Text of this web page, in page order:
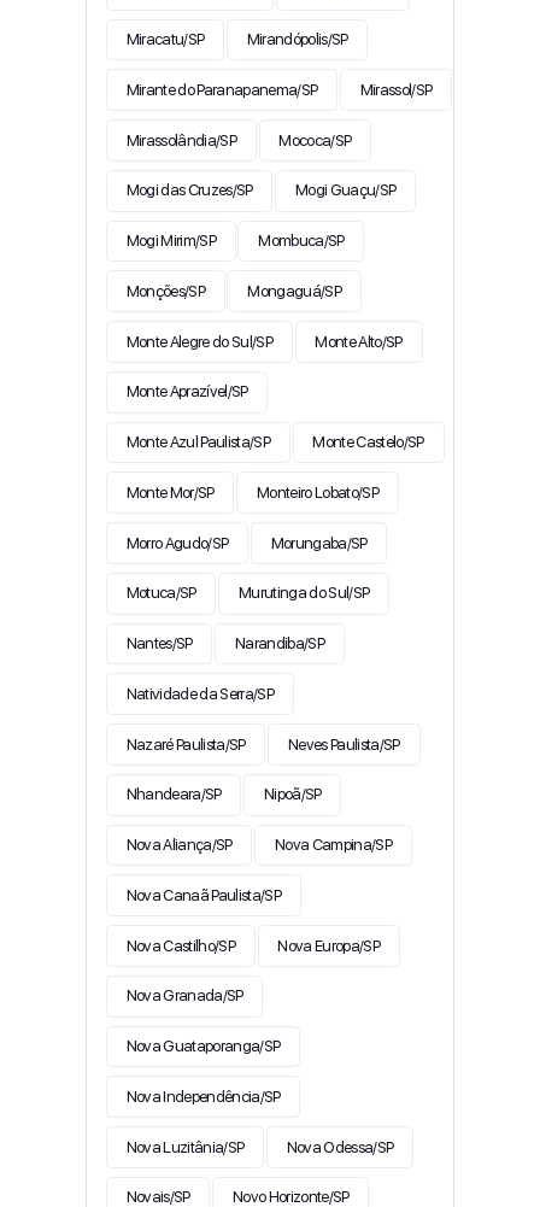
Miracatu/SP Mirandópolis/SP
Mirante do Paranapanema/SP Mirassol/SP
Mirassolândia/SP Mococa/SP
Mogi das Cruzes/SP Mogi Guaçu/SP
Mogi Mirim/SP Mombuca/SP
Monções/SP Mongaguá/SP
Monte Alegre do Sul/SP Monte Alto/SP
Monte Aprazível/SP
Monte Azul Paulista/SP Monte Castelo/SP
Monte Mor/SP Monteiro Lobato/SP
Morro Agudo/SP Morungaba/SP
Motuca/SP Murutinga do Sul/SP
Nantes/SP Narandiba/SP
Natividade da Serra/SP
Nazaré Paulista/SP Neves Paulista/SP
Nhandeara/SP Nipoã/SP
Nova Aliança/SP Nova Campina/SP
Nova Canaã Paulista/SP
Nova Castilho/SP Nova Europa/SP
Nova Granada/SP
Nova Guataporanga/SP
Nova Independência/SP
Nova Luzitânia/SP Nova Odessa/SP
Novais/SP Novo Horizonte/SP